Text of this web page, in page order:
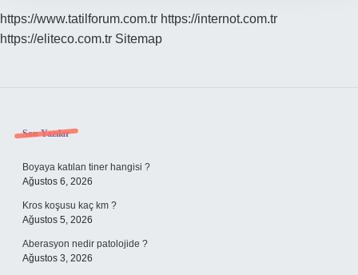
https://www.tatilforum.com.tr https://internot.com.tr
https://eliteco.com.tr Sitemap
Sidebar
Son Yazılar
Boyaya katılan tiner hangisi ?
Ağustos 6, 2026
Kros koşusu kaç km ?
Ağustos 5, 2026
Aberasyon nedir patolojide ?
Ağustos 3, 2026